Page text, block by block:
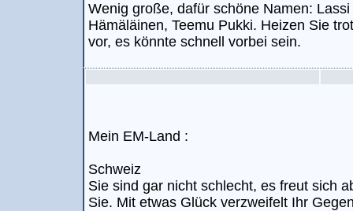
Wenig große, dafür schöne Namen:
Hämäläinen, Teemu Pukki. Heizen Sie
vor, es könnte schnell vorbei sein.
Mein EM-Land :
Schweiz
Sie sind gar nicht schlecht, es freut sich
Sie. Mit etwas Glück verzweifelt Ihr